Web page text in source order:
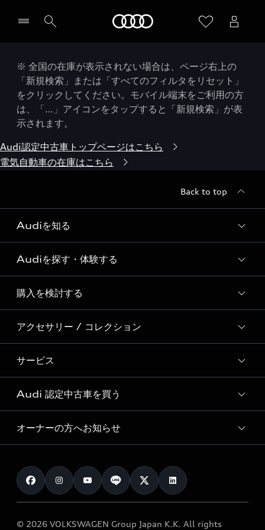
※ 全国の在庫が表示されない場合は、ページ右上の
「新規検索」または「すべてのフィルタをリセット」
をクリックしてください。モバイル端末をご利用の方
は、「…」アイコンをタップすると「新規検索」が表
示されます。
Audi認定中古車トップページはこちら
電気自動車の在庫はこちら
Back to top
Audiを知る
Audi ブランド
Story of Progress
Audi Sport
Formula 1®
デジタルサービス
Audiを探す・体験する
ディーラー検索
新車在庫検索
試乗車・展示車検索
見積り依頼
試乗予約
購入を検討する
モデル一覧
特別仕様モデル / 限定モデル
e-tronラインアップ
価格シミュレーション
車両比較
カタログ一覧
アクセサリー / コレクション
純正アクセサリー
オンラインショップ
Audi collection
アウディナビアプリ
サービス
サービス入庫予約
サービスプログラム
メンテナンス
車検 / 定期点検
e-tronアフターサポート
Audi 認定中古車を買う
Audi認定中古車
クオリティ
保証
メンテナンス
オーナーの方へお知らせ
お知らせ
オーナー様向けキャンペーン
© 2026 VOLKSWAGEN Group Japan K.K. All rights